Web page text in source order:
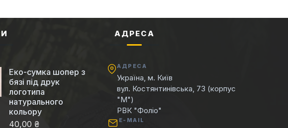
Еко-сумка шопер з
бязі під друк
логотипа
натурального
кольору
40,00 ₴
АДРЕСА
АДРЕСА
Україна, м. Київ
вул. Костянтинівська, 73 (корпус
"М")
РВК "Фоліо"
E-MAIL